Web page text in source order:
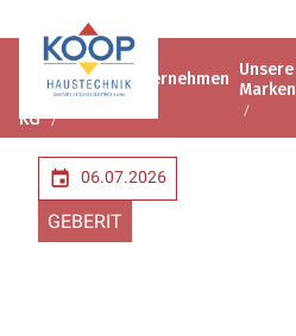
Koop
Haustechnik
GmbH & Co.
KG
Unternehmen Unsere
06.07.2026
GEBERIT